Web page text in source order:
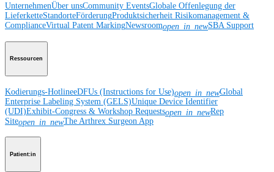
UnternehmenÜber unsCommunity EventsGlobale Offenlegung der
LieferketteStandorteFörderungProduktsicherheit Risikomanagement &
ComplianceVirtual Patent MarkingNewsroomopen_in_newSBA Support
Ressourcen
Kodierungs-HotlineeDFUs (Instructions for Use)open_in_newGlobal
Enterprise Labeling System (GELS)Unique Device Identifier
(UDI)Exhibit-Congress & Workshop Requestsopen_in_newRep
Siteopen_in_newThe Arthrex Surgeon App
Patient:in